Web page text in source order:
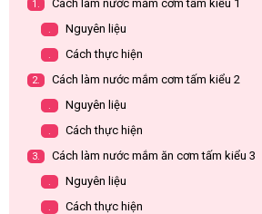
1. Cách làm nước mắm cơm tấm kiểu 1
. Nguyên liệu
. Cách thực hiện
2. Cách làm nước mắm cơm tấm kiểu 2
. Nguyên liệu
. Cách thực hiện
3. Cách làm nước mắm ăn cơm tấm kiểu 3
. Nguyên liệu
. Cách thực hiện